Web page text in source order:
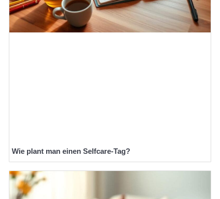
Wie plant man einen Selfcare-Tag?